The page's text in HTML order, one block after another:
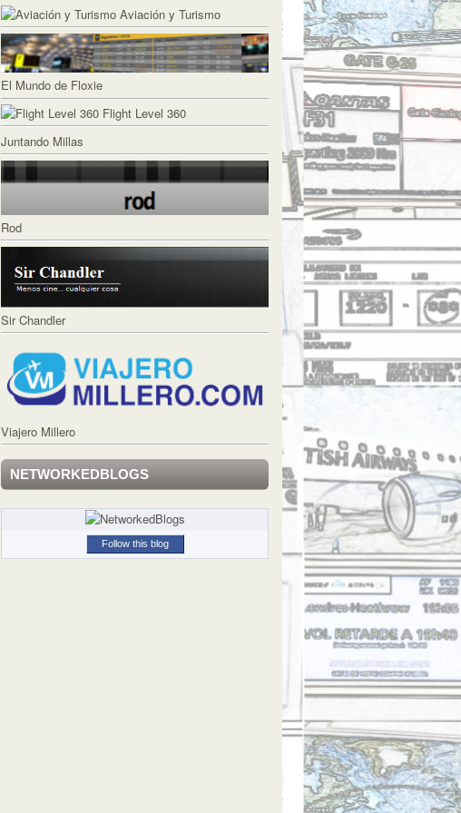
Aviación y Turismo
El Mundo de Floxie
Flight Level 360
Juntando Millas
Rod
Sir Chandler
Viajero Millero
NETWORKEDBLOGS
Follow this blog